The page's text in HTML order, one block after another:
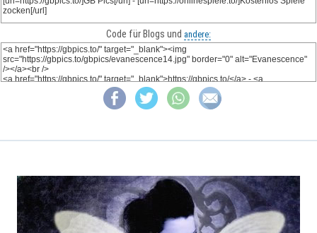
Code für Blogs und andere: